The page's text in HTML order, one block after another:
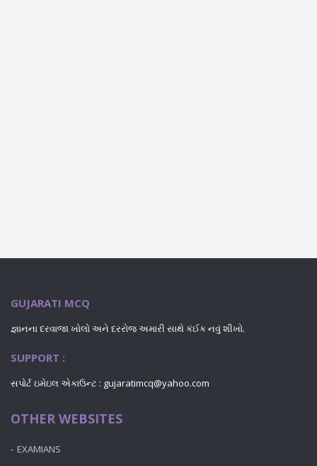
GUJARATI MCQ
જ્ઞાનના દરવાજા ખોલો અને દરરોજ અમારી સાથે કંઈક નવું શીખો.
SUPPORT :
સપોર્ટ ઇમેઇલ એકાઉન્ટ : gujaratimcq@yahoo.com
OTHER WEBSITES
EXAMIANS